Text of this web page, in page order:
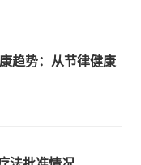
趋势：从节律健康